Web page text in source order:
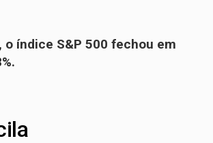
o índice S&P 500 fechou em